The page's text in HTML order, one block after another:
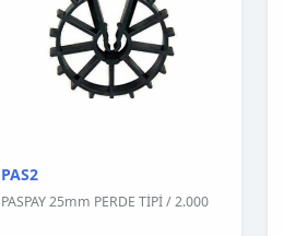
PAS2
PASPAY 25mm PERDE TİPİ / 2.000